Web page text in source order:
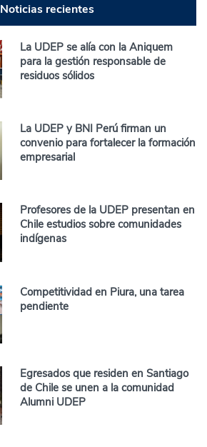
Noticias recientes
La UDEP se alía con la Aniquem
para la gestión responsable de
residuos sólidos
La UDEP y BNI Perú firman un
convenio para fortalecer la formación
empresarial
Profesores de la UDEP presentan en
Chile estudios sobre comunidades
indígenas
Competitividad en Piura, una tarea
pendiente
Egresados que residen en Santiago
de Chile se unen a la comunidad
Alumni UDEP